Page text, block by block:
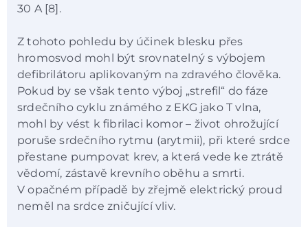
30 A [8].
Z tohoto pohledu by účinek blesku přes
hromosvod mohl být srovnatelný s výbojem
defibrilátoru aplikovaným na zdravého člověka.
Pokud by se však tento výboj „strefil“ do fáze
srdečního cyklu známého z EKG jako T vlna,
mohl by vést k fibrilaci komor – život ohrožující
poruše srdečního rytmu (arytmii), při které srdce
přestane pumpovat krev, a která vede ke ztrátě
vědomí, zástavě krevního oběhu a smrti.
V opačném případě by zřejmě elektrický proud
neměl na srdce zničující vliv.